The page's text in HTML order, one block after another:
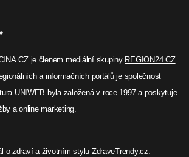
je členem mediální skupiny REGION24.CZ.
a informačních portálů je společnost
UNIWEB byla založená v roce 1997 a poskytuje
a online marketing.
o zdravía životním stylu ZdraveTrendy.cz